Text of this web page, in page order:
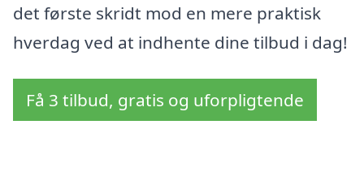
det første skridt mod en mere praktisk
hverdag ved at indhente dine tilbud i dag!
Få 3 tilbud, gratis og uforpligtende